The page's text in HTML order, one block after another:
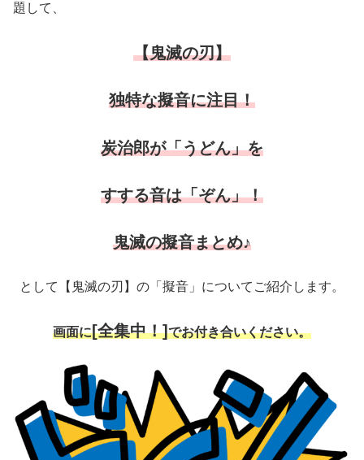
題して、
【鬼滅の刃】
独特な擬音に注目！
炭治郎が「うどん」を
すする音は「ぞん」！
鬼滅の擬音まとめ♪
として【鬼滅の刃】の「擬音」についてご紹介します。
画面に[全集中！]でお付き合いください。